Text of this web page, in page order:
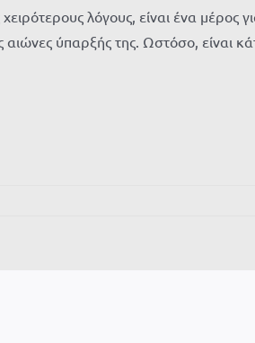
λόγους, είναι ένα μέρος
αιώνες ύπαρξής της. Ωστόσο,